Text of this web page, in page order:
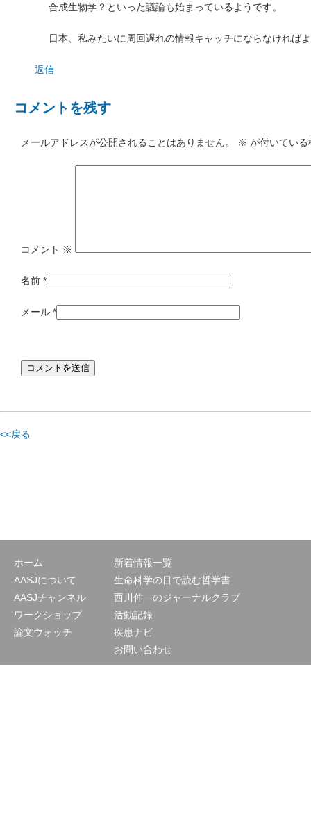
合成生物学？といった議論も始まっているようです。
日本、私みたいに周回遅れの情報キャッチにならなければ
返信
コメントを残す
メールアドレスが公開されることはありません。 ※ が付いてい
コメント ※
名前 *
メール *
<<戻る
ホーム
AASJについて
AASJチャンネル
ワークショップ
論文ウォッチ
新着情報一覧
生命科学の目で読む哲学書
西川伸一のジャーナルクラブ
活動記録
疾患ナビ
お問い合わせ